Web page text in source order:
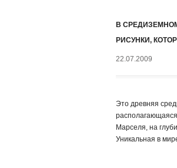
В
РИСУНКИ,
22.07.2009
Это древняя
Марселя, на
Уникальная в